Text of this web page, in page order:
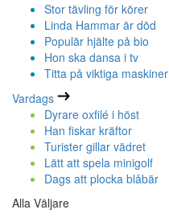
Stor tävling för körer
Linda Hammar är död
Populär hjälte på bio
Hon ska dansa i tv
Titta på viktiga maskiner
Vardags
Dyrare oxfilé i höst
Han fiskar kräftor
Turister gillar vädret
Lätt att spela minigolf
Dags att plocka blåbär
Alla Väljare